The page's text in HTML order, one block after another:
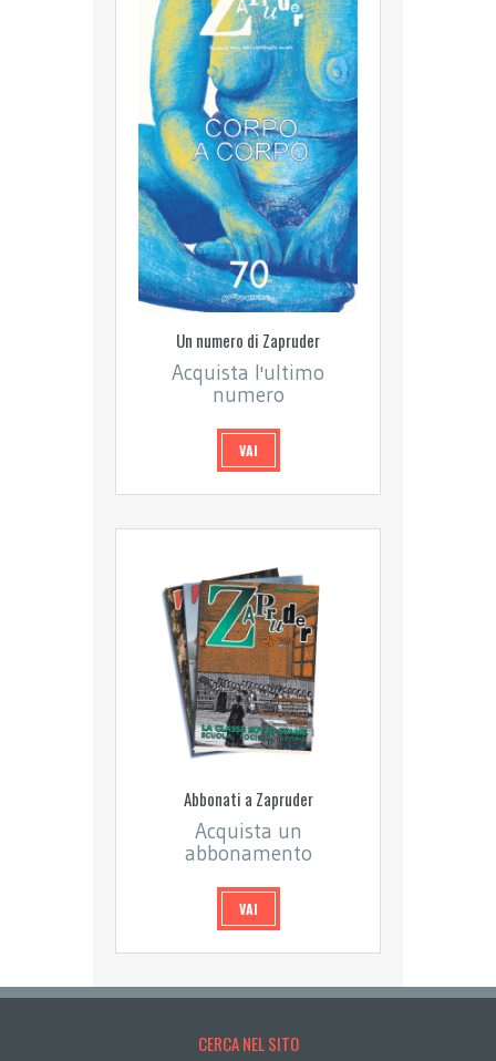
Un numero di Zapruder
Acquista l'ultimo
numero
VAI
Abbonati a Zapruder
Acquista un
abbonamento
VAI
CERCA NEL SITO